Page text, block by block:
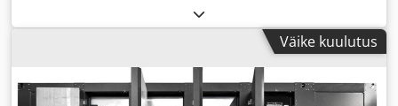
Väike kuulutus